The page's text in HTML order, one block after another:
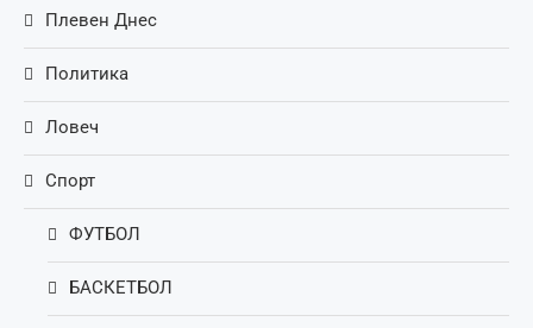
Плевен Днес
Политика
Ловеч
Спорт
ФУТБОЛ
БАСКЕТБОЛ